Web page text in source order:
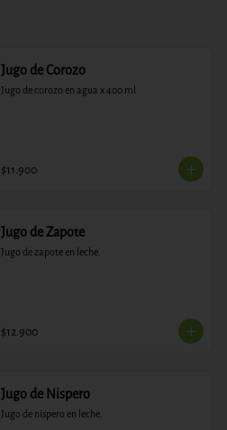
Jugo de Corozo
Jugo de corozo en agua x 400 ml
$11.900
Jugo de Zapote
Jugo de zapote en leche.
$12.900
Jugo de Nispero
Jugo de nispero en leche.